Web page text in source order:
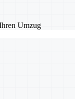
Umzug